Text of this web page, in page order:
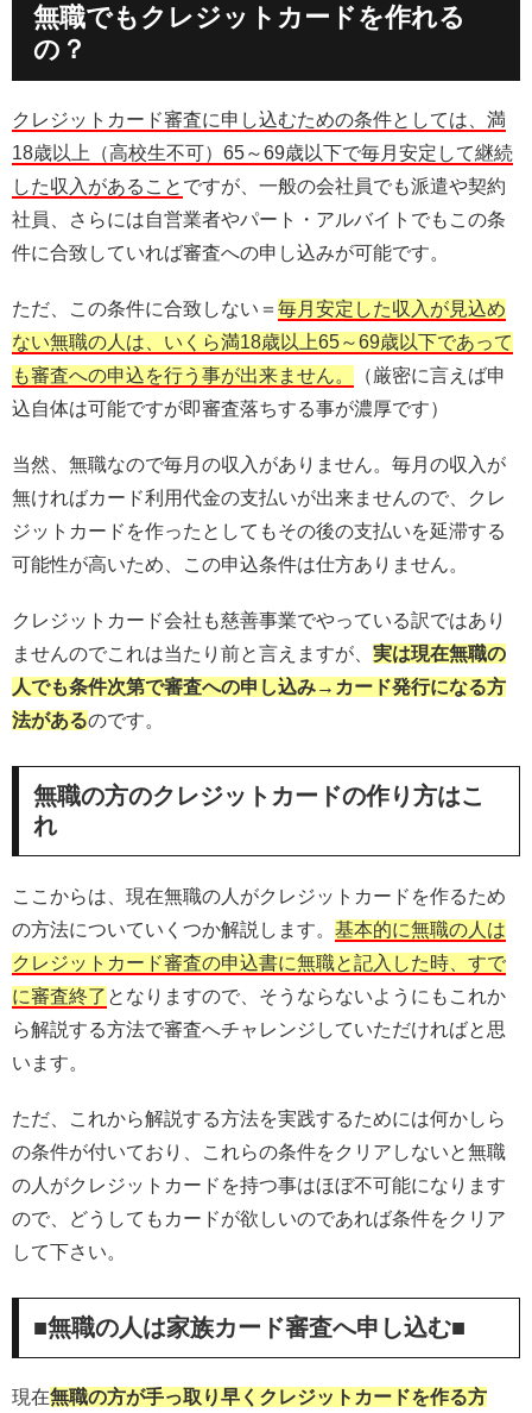
無職でもクレジットカードを作れる
の？
クレジットカード審査に申し込むための条件としては、満
18歳以上（高校生不可）65～69歳以下で毎月安定して継続
した収入があること ですが、一般の会社員でも派遣や契約
社員、さらには自営業者やパート・アルバイトでもこの条
件に合致していれば審査への申し込みが可能です。
ただ、この条件に合致しない＝ 毎月安定した収入が見込め
ない無職の人は、いくら満18歳以上65～69歳以下であって
も審査への申込を行う事が出来ません。
（厳密に言えば申
込自体は可能ですが即審査落ちする事が濃厚です）
当然、無職なので毎月の収入がありません。毎月の収入が
無ければカード利用代金の支払いが出来ませんので、クレ
ジットカードを作ったとしてもその後の支払いを延滞する
可能性が高いため、この申込条件は仕方ありません。
クレジットカード会社も慈善事業でやっている訳ではあり
ませんのでこれは当たり前と言えますが、 実は現在無職の
人でも条件次第で審査への申し込み→カード発行になる方
法があるのです。
無職の方のクレジットカードの作り方はこ
れ
ここからは、現在無職の人がクレジットカードを作るため
の方法についていくつか解説します。 基本的に無職の人は
クレジットカード審査の申込書に無職と記入した時、すで
に審査終了 となりますので、そうならないようにもこれか
ら解説する方法で審査へチャレンジしていただければと思
います。
ただ、これから解説する方法を実践するためには何かしら
の条件が付いており、これらの条件をクリアしないと無職
の人がクレジットカードを持つ事はほぼ不可能になります
ので、どうしてもカードが欲しいのであれば条件をクリア
して下さい。
■無職の人は家族カード審査へ申し込む■
現在無職の方が手っ取り早くクレジットカードを作る方